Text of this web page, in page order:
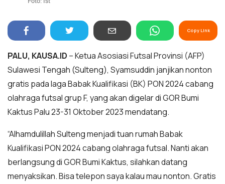
Copy Link
PALU, KAUSA.ID – Ketua Asosiasi Futsal Provinsi (AFP)
Sulawesi Tengah (Sulteng), Syamsuddin janjikan nonton
gratis pada laga Babak Kualifikasi (BK) PON 2024 cabang
olahraga futsal grup F, yang akan digelar di GOR Bumi
Kaktus Palu 23-31 Oktober 2023 mendatang.
“Alhamdulillah Sulteng menjadi tuan rumah Babak
Kualifikasi PON 2024 cabang olahraga futsal. Nanti akan
berlangsung di GOR Bumi Kaktus, silahkan datang
menyaksikan. Bisa telepon saya kalau mau nonton. Gratis